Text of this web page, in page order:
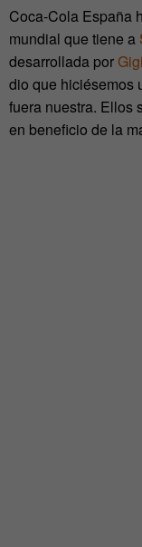
Coca-Cola España
mundial que tiene a
desarrollada por
dio que hiciésemos
fuera nuestra. Ellos
en beneficio de la